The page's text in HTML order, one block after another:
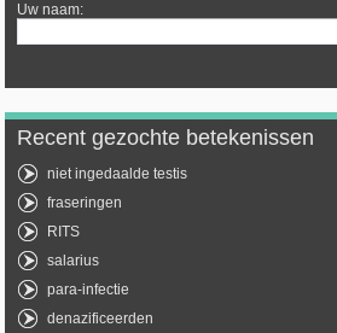
Uw naam:
Recent gezochte betekenissen
niet ingedaalde testis
fraseringen
RITS
salarius
para-infectie
denazificeerden